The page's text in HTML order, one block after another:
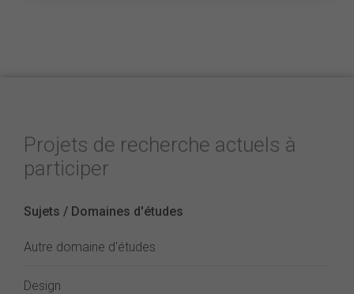
Projets de recherche actuels à
participer
Sujets / Domaines d'études
Autre domaine d'études
Design